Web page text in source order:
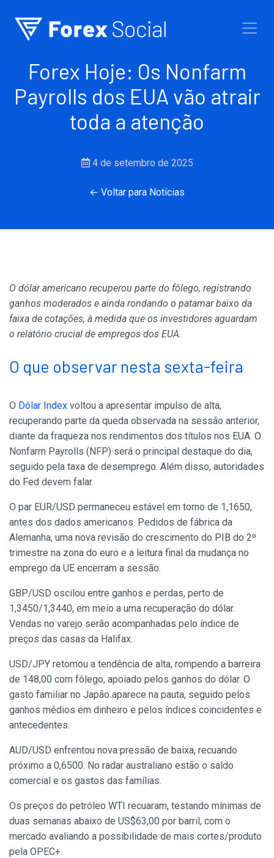
Forex Hoje: Os Nonfarm
Payrolls dos EUA vão atrair
toda a atenção
4 de setembro de 2025
← Voltar para Notícias
O dólar americano recuperou parte do fôlego, registrando
ganhos moderados e ainda rondando o patamar baixo da
faixa de cotações, à medida que os investidores aguardam
o relatório crucial de empregos dos EUA.
O que observar nesta sexta-feira
O Dólar Index voltou a apresentar impulso de alta,
recuperando parte da queda observada na sessão anterior,
diante da fraqueza nos rendimentos dos títulos nos EUA. O
Nonfarm Payrolls (NFP) será o principal destaque do dia,
seguido pela taxa de desemprego. Além disso, autoridades
do Fed devem falar.
O par EUR/USD permaneceu estável em torno de 1,1650,
antes dos dados americanos. Pedidos de fábrica da
Alemanha, uma nova revisão do crescimento do PIB do 2º
trimestre na zona do euro e a leitura final da mudança no
emprego da UE encerram a sessão.
GBP/USD oscilou entre ganhos e perdas, perto de
1,3450/1,3440, em meio a uma recuperação do dólar.
Vendas no varejo serão acompanhadas pelo índice de
preços das casas da Halifax.
USD/JPY retomou a tendência de alta, rompendo a barreira
de 148,00 com fôlego, apoiado pelos ganhos do dólar. O
gasto familiar no Japão aparece na pauta, seguido pelos
ganhos médios em dinheiro e pelos índices coincidentes e
antecedentes.
AUD/USD enfrentou nova pressão de baixa, recuando
próximo a 0,6500. No radar australiano estão o saldo
comercial e os gastos das famílias.
Os preços do petróleo WTI recuaram, testando mínimas de
duas semanas abaixo de US$63,00 por barril, com o
mercado avaliando a possibilidade de mais cortes/produto
pela OPEC+.